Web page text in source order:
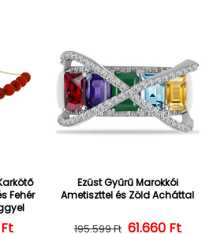
Fehér
ár
Ezüst Gyűrű Marokkói
Ametiszttel és Zöld Acháttal
Normál ár
195.599 Ft 61.660 Ft